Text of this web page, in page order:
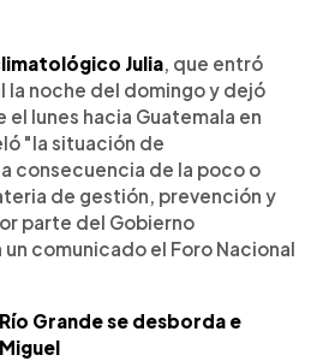
Julia , que entró
noche del domingo y dejó
el lunes hacia Guatemala en
"la situación de
consecuencia de la poco o
de gestión, prevención y
parte del Gobierno
comunicado el Foro Nacional
Grande se desborda e